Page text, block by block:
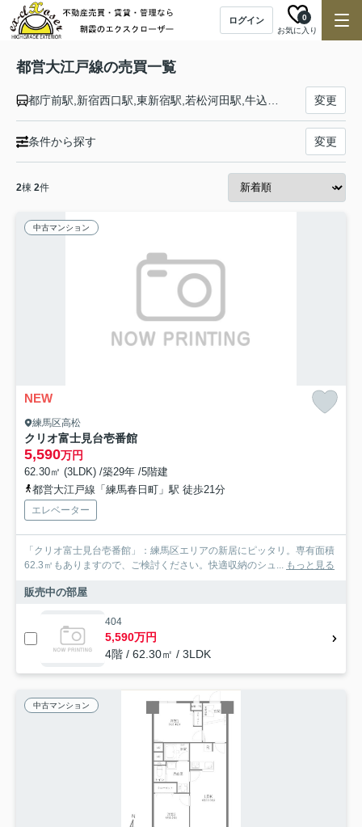
ログイン
お気に入り
0
都営大江戸線の売買一覧
変更
条件から探す 変更
2棟 2件
中古マンション
NEW
練馬区高松
クリオ富士見台壱番館
5,590万円
62.30㎡ (3LDK) /築29年 /5階建
都営大江戸線「練馬春日町」駅 徒歩21分
エレベーター
「クリオ富士見台壱番館」：練馬区エリアの新居にピッタリ。専有面積
62.3㎡もありますので、ご検討ください。快適収納のシュ... もっと見る
販売中の部屋
404
5,590万円
4階 / 62.30㎡ / 3LDK
中古マンション